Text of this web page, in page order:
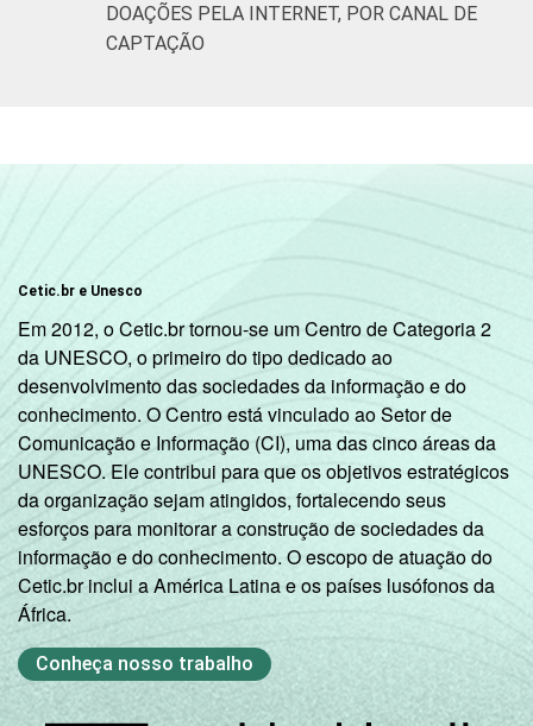
DOAÇÕES PELA INTERNET, POR CANAL DE
CAPTAÇÃO
Cetic.br e Unesco
Em 2012, o Cetic.br tornou-se um Centro de Categoria 2
da UNESCO, o primeiro do tipo dedicado ao
desenvolvimento das sociedades da informação e do
conhecimento. O Centro está vinculado ao Setor de
Comunicação e Informação (CI), uma das cinco áreas da
UNESCO. Ele contribui para que os objetivos estratégicos
da organização sejam atingidos, fortalecendo seus
esforços para monitorar a construção de sociedades da
informação e do conhecimento. O escopo de atuação do
Cetic.br inclui a América Latina e os países lusófonos da
África.
Conheça nosso trabalho